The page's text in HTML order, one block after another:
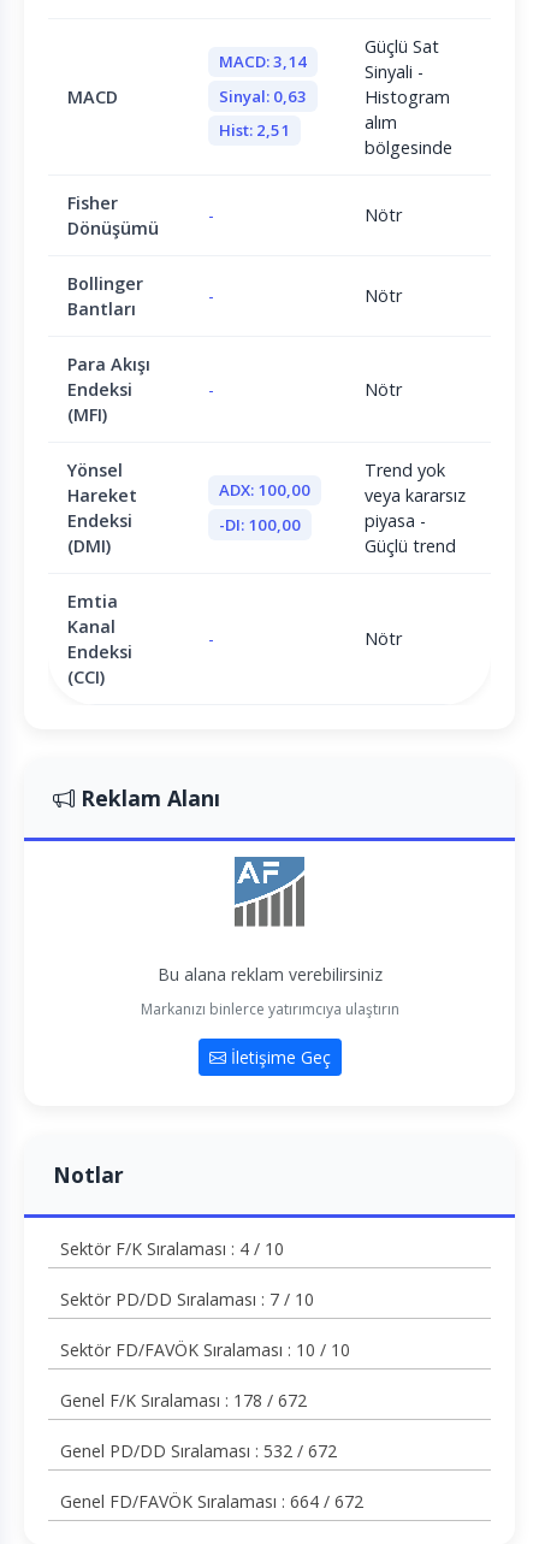
MACD
MACD: 3,14
Sinyal: 0,63
Hist: 2,51
Güçlü Sat
Sinyali -
Histogram
alım
bölgesinde
Fisher
Dönüşümü
- Nötr
Bollinger
Bantları
- Nötr
Para Akışı
Endeksi
(MFI)
- Nötr
Yönsel
Hareket
Endeksi
(DMI)
ADX: 100,00
-DI: 100,00
Trend yok
veya kararsız
piyasa -
Güçlü trend
Emtia
Kanal
Endeksi
(CCI)
- Nötr
Reklam Alanı
Bu alana reklam verebilirsiniz
Markanızı binlerce yatırımcıya ulaştırın
İletişime Geç
Notlar
Sektör F/K Sıralaması : 4 / 10
Sektör PD/DD Sıralaması : 7 / 10
Sektör FD/FAVÖK Sıralaması : 10 / 10
Genel F/K Sıralaması : 178 / 672
Genel PD/DD Sıralaması : 532 / 672
Genel FD/FAVÖK Sıralaması : 664 / 672